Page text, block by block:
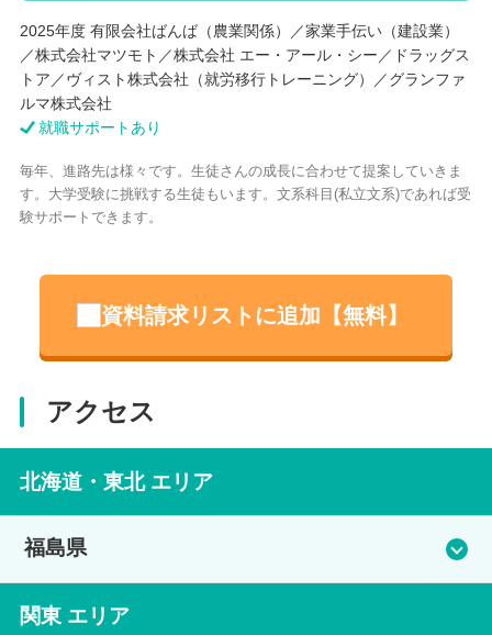
2025年度 有限会社ばんば（農業関係）／家業手伝い（建設業）
／株式会社マツモト／株式会社 エー・アール・シー／ドラッグス
トア／ヴィスト株式会社（就労移行トレーニング）／グランファ
ルマ株式会社
就職サポートあり
毎年、進路先は様々です。生徒さんの成長に合わせて提案していきま
す。大学受験に挑戦する生徒もいます。文系科目(私立文系)であれば受
験サポートできます。
資料請求リストに追加【無料】
アクセス
北海道・東北 エリア
福島県
福島学習センター（みんなのひろば高等部）
関東 エリア